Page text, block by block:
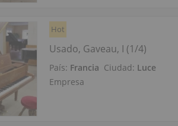
Hot
Usado, Gaveau, I (1/4)
País: Francia Ciudad: Luce
Empresa